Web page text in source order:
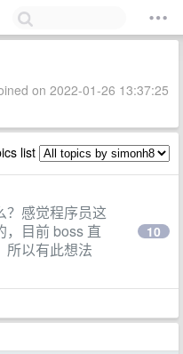
on 2022-01-26 13:37:25
list
？感觉程序员这
，目前 boss 直
所以有此想法
10